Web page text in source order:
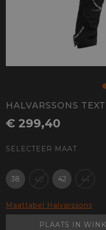
HALVARSSONS
€ 299,40
SELECTEER MAAT
38 40 42 44
Maattabel Halvarssons
PLAATS IN